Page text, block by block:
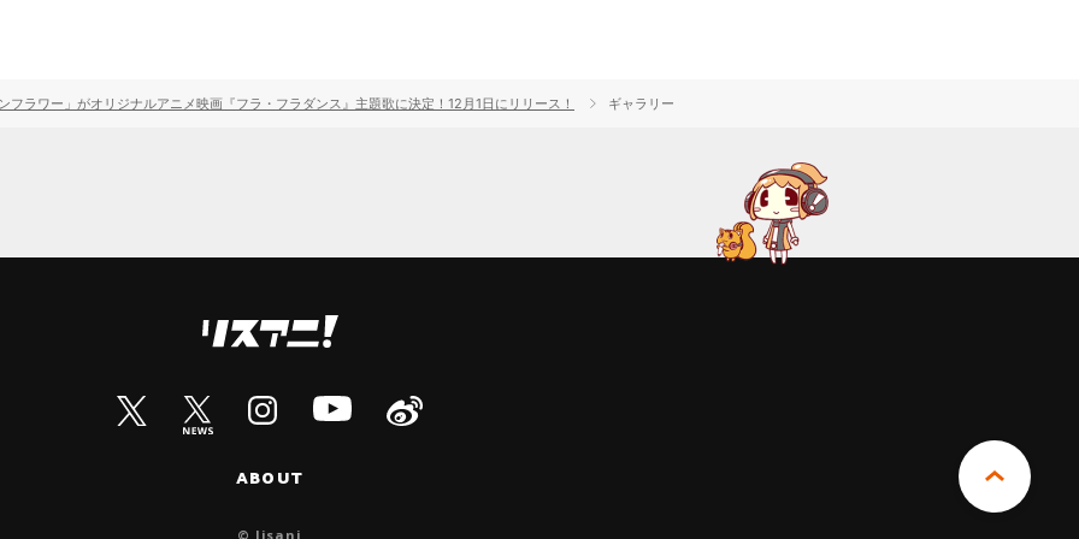
フラワー」がオリジナルアニメ映画『フラ・フラダンス』主題歌に決定！12月1日にリリース！ ギャラリー
ABOUT
© lisani